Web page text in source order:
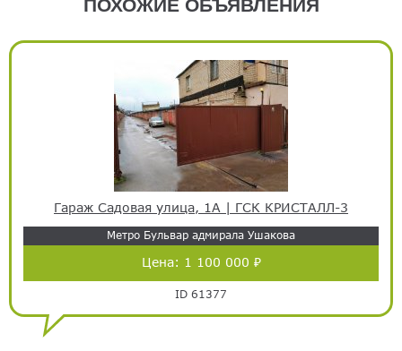
ПОХОЖИЕ ОБЪЯВЛЕНИЯ
Гараж Садовая улица, 1А | ГСК КРИСТАЛЛ-3
Метро Бульвар адмирала Ушакова
Цена: 1 100 000 ₽
ID 61377